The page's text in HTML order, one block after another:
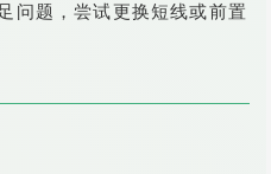
问题，尝试更换短线或前置